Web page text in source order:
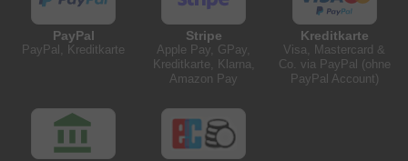
PayPal
PayPal, Kreditkarte
Stripe
Apple Pay, GPay,
Kreditkarte, Klarna,
Amazon Pay
Kreditkarte
Visa, Mastercard &
Co. via PayPal (ohne
PayPal Account)